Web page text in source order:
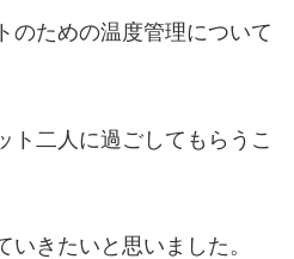
のための温度管理について
ト二人に過ごしてもらうこ
きたいと思いました。